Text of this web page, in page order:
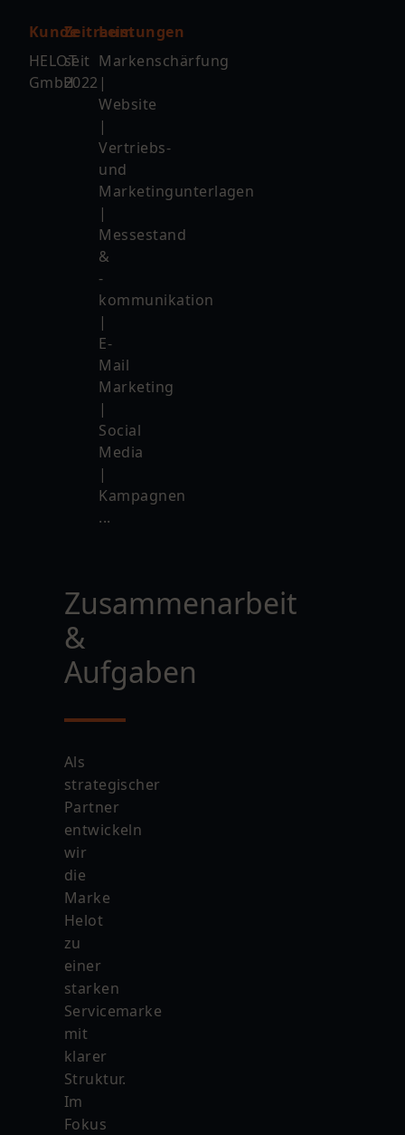
Kunde
HELOT
GmbH
Zeitraum
seit
2022
Leistungen
Markenschärfung
|
Website
|
Vertriebs-
und
Marketingunterlagen
|
Messestand
&
-
kommunikation
|
E-
Mail
Marketing
|
Social
Media
|
Kampagnen
...
Zusammenarbeit
&
Aufgaben
Als
strategischer
Partner
entwickeln
wir
die
Marke
Helot
zu
einer
starken
Servicemarke
mit
klarer
Struktur.
Im
Fokus